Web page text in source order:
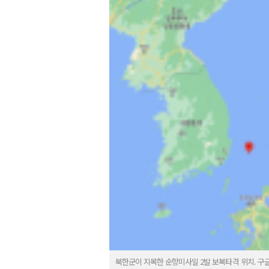
북한군이 지목한 순항미사일 2발 보복타격 위치. 구